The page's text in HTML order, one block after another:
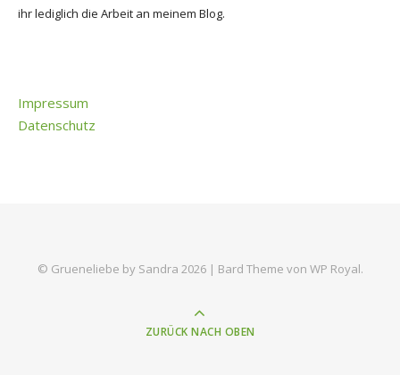
ihr lediglich die Arbeit an meinem Blog.
Impressum
Datenschutz
© Grueneliebe by Sandra 2026 | Bard Theme von WP Royal.
ZURÜCK NACH OBEN